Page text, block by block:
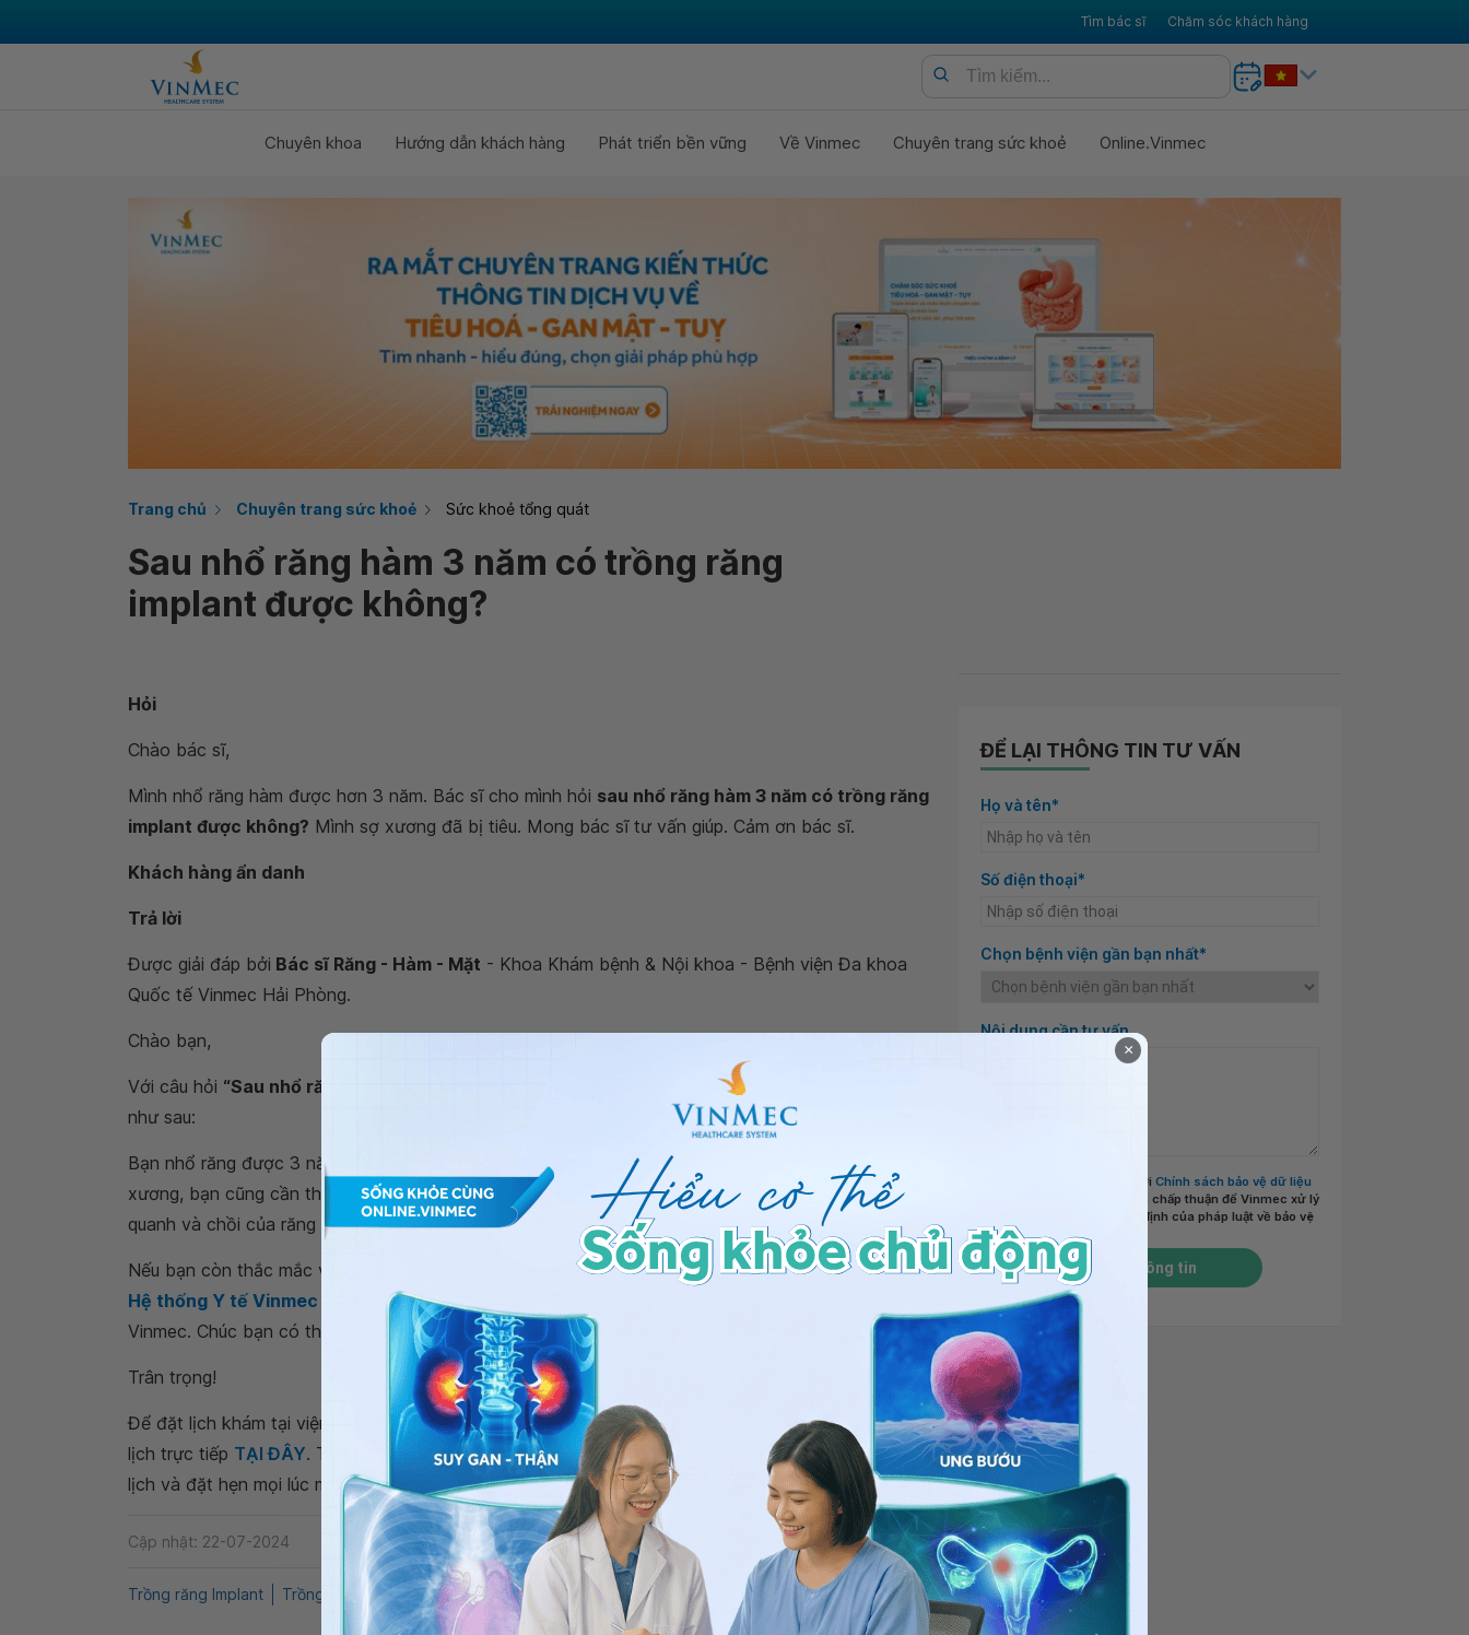
Tìm bác sĩ Chăm sóc khách hàng
Chuyên khoa Hướng dẫn khách hàng Phát triển bền vững Về Vinmec Chuyên trang sức khoẻ Online.Vinmec
Trang chủ Chuyên trang sức khoẻ Sức khoẻ tổng quát
Sau nhổ răng hàm 3 năm có trồng răng
implant được không?
Hỏi
Chào bác sĩ,
Mình nhổ răng hàm được hơn 3 năm. Bác sĩ cho mình hỏi sau nhổ răng hàm 3 năm có trồng răng
implant được không? Mình sợ xương đã bị tiêu. Mong bác sĩ tư vấn giúp. Cảm ơn bác sĩ.
Khách hàng ẩn danh
Trả lời
Được giải đáp bởi Bác sĩ Răng - Hàm - Mặt - Khoa Khám bệnh & Nội khoa - Bệnh viện Đa khoa
Quốc tế Vinmec Hải Phòng.
Chào bạn,
Với câu hỏi “Sau nhổ răng hàm 3 năm có trồng răng implant được không?”
như sau:
Bạn nhổ răng được 3 năm nay, bạn vẫn có thể trồng Implant được, nếu thiếu xương thì có thể ghép
xương, bạn cũng cần thăm khám lâm sàng đánh giá mức độ thiếu xương, độ nghiêng của răng xung
quanh và chồi của răng đối diện để cho bạn hướng cấy Implant phù hợp.
Nếu bạn còn thắc mắc về việc
, bạn có thể đến bệnh viện thuộc
Hệ thống Y tế Vinmec để kiểm tra và tư vấn thêm. Cảm ơn bạn đã tin tưởng và gửi câu hỏi đến
Vinmec. Chúc bạn có thật nhiều sức khỏe.
Trân trọng!
Để đặt lịch khám tại viện, Quý khách vui lòng bấm sốHOTLINE, đặt mua GÓI DỊCH VỤhoặc đặt
lịch trực tiếp TẠI ĐÂY. Tải và đặt lịch khám tự động trên ứng dụng My Vinmec để quản lý, theo dõi
lịch và đặt hẹn mọi lúc mọi nơi ngay trên ứng dụng.
Cập nhật: 22-07-2024 Chia sẻ
Trồng răng Implant Trồng răng QnA răng hàm mặt Nhổ răng hàm Thiếu xương răng
ĐỂ LẠI THÔNG TIN TƯ VẤN
Họ và tên*
Số điện thoại*
Chọn bệnh viện gần bạn nhất*
Nội dung cần tư vấn
Tôi đã đọc và đồng ý với Chính sách bảo vệ dữ liệu
và chấp thuận để Vinmec xử lý
DLCN của tôi theo quy định của pháp luật về bảo vệ
DLCN.*
Gửi thông tin
×